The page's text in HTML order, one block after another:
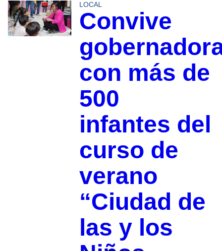
LOCAL
Convive
con más de
500
infantes del
curso de
verano
“Ciudad de
las y los